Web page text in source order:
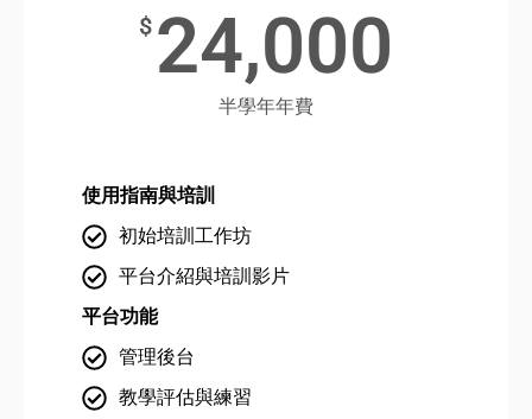
$ 24,000
半學年年費
使用指南與培訓
初始培訓工作坊
平台介紹與培訓影片
平台功能
管理後台
教學評估與練習